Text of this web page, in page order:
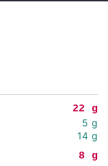
22 g
5 g
14 g
8 g